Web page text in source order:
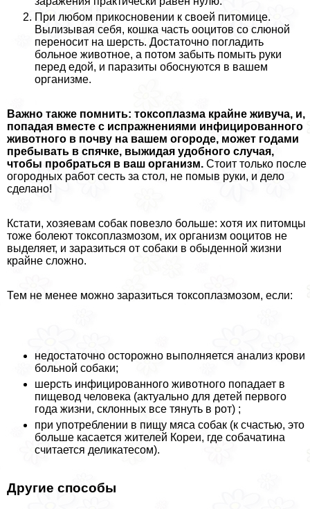
При любом прикосновении к своей питомице.
Вылизывая себя, кошка часть ооцитов со слюной
переносит на шерсть. Достаточно погладить
больное животное, а потом забыть помыть руки
перед едой, и паразиты обоснуются в вашем
организме.
Важно также помнить: токсоплазма крайне живуча, и,
попадая вместе с испpaжнeниями инфицированного
животного в почву на вашем огороде, может годами
пребывать в спячке, выжидая удобного случая,
чтобы пробраться в ваш организм. Стоит только после
огородных работ сесть за стол, не помыв руки, и дело
сделано!
Кстати, хозяевам собак повезло больше: хотя их питомцы
тоже болеют токсоплазмозом, их организм ооцитов не
выделяет, и заразиться от собаки в обыденной жизни
крайне сложно.
Тем не менее можно заразиться токсоплазмозом, если:
недостаточно осторожно выполняется анализ крови
больной собаки;
шерсть инфицированного животного попадает в
пищевод человека (актуально для детей первого
года жизни, склонных все тянуть в рот) ;
при употрeблении в пищу мяса собак (к счастью, это
больше касается жителей Кореи, где собачатина
считается деликатесом).
Другие способы